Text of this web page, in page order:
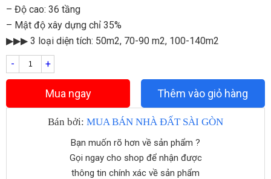
– Độ cao: 36 tầng
– Mật độ xây dựng chỉ 35%
▶▶▶ 3 loại diện tích: 50m2, 70-90 m2, 100-140m2
-
+
Mua ngay Thêm vào giỏ hàng
Bán bởi: MUA BÁN NHÀ ĐẤT SÀI GÒN
Bạn muốn rõ hơn về sản phẩm ?
Gọi ngay cho shop để nhận được
thông tin chính xác về sản phẩm